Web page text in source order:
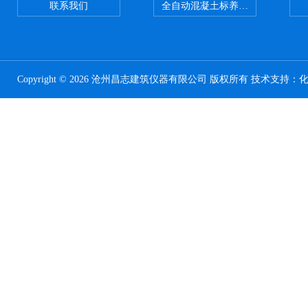
联系我们 全自动混凝土标养室恒温恒湿设备
Copyright © 2026 沧州昌志建筑仪器有限公司 版权所有 技术支持：